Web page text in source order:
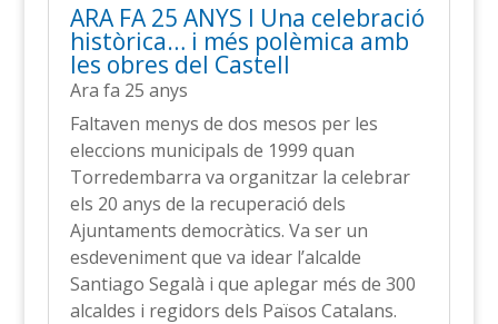
ARA FA 25 ANYS l Una celebració
històrica… i més polèmica amb
les obres del Castell
Ara fa 25 anys
Faltaven menys de dos mesos per les
eleccions municipals de 1999 quan
Torredembarra va organitzar la celebrar
els 20 anys de la recuperació dels
Ajuntaments democràtics. Va ser un
esdeveniment que va idear l’alcalde
Santiago Segalà i que aplegar més de 300
alcaldes i regidors dels Països Catalans.